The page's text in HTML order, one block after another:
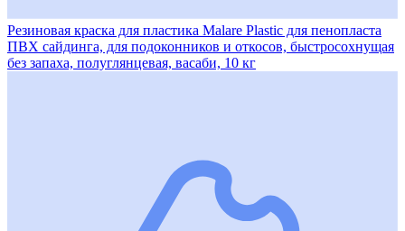
Резиновая краска для пластика Malare Plastic для пенопласта
ПВХ сайдинга, для подоконников и откосов, быстросохнущая
без запаха, полуглянцевая, васаби, 10 кг